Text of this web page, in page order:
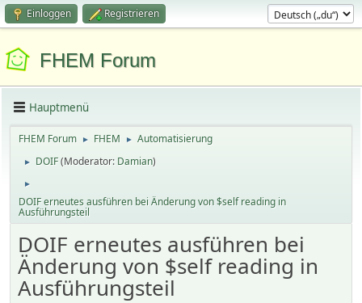
Einloggen Registrieren
FHEM Forum
Hauptmenü
FHEM Forum ► FHEM ► Automatisierung
► DOIF(Moderator: Damian)
►
DOIF erneutes ausführen bei Änderung von $self reading in
Ausführungsteil
DOIF erneutes ausführen bei
Änderung von $self reading in
Ausführungsteil